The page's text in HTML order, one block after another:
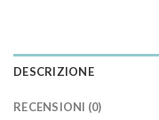
DESCRIZIONE
RECENSIONI (0)